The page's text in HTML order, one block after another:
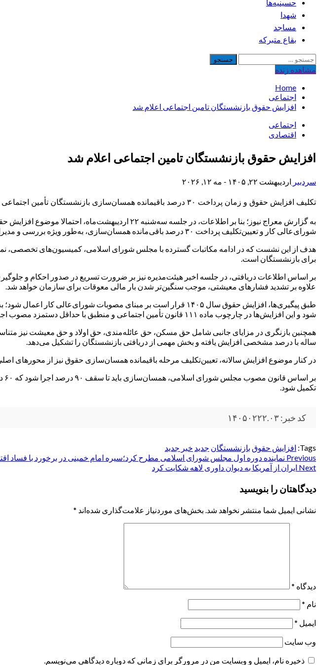
حسینیه‌ها
شهدا
مساجد
بقاع متبرکه
جستجو
برای:
مشاهده‌ زنده
Home
اجتماعی
افزایش حقوق بازنشستگان تامین اجتماعی اعلام شد
اجتماعی
اقتصادی
افزایش حقوق بازنشستگان تامین اجتماعی اعلام شد
سردبیر اردیبهشت ۲۲, ۱۴۰۵ - مه ۱۲, ۲۰۲۶
تکلیف افزایش حقوق و زمان پرداخت ۳۰ درصد باقیمانده همسان‌سازی بازنشستگان تأمین اجتماعی در سال ۱۴۰۵، در نشست مشترک مدیران سازمان و نمایندگان کانون‌ها نهایی می‌شود.
شورای‌عالی کار و تعیین‌تکلیف پرداخت ۳۰ درصد باقی‌مانده همسان‌سازی، به‌طور ویژه بررسی و مدیران سازمان تأمین اجتماعی و کانون‌های بازنشستگان درباره آن تصمیم‌گیری خواهند کرد.
هدف از این نشست که در ادامه مکاتبات گسترده با مجلس شورای اسلامی، کمیسیون‌های تخصصی،
برای بازنشستگان است.
بر اساس اطلاعات دریافتی، در جلسه اخیر هیئت‌مدیره نیز بر ضرورت تسریع در صدور احکام و
علاوه بر تشدید فشارهای معیشتی، موجب سنگین‌تر شدن بار مالی معوقات برای سازمان خواهد شد.
شود و این افزایش‌ها در چارچوب ماده ۱۱۱ قانون تأمین اجتماعی و منطبق با حداقل دستمزد مصوب اجرا شود.
همچنین بازنگری در مزایای جانبی شامل حق مسکن، حق عائله‌مندی، حق اولاد و حق معیشت نیز
ساله با درصد مشخصی افزایش یافته و بخش مهمی از دریافتی بازنشستگان را تشکیل می‌دهد.
در کنار موضوع افزایش سالانه، تعیین‌تکلیف مرحله باقیمانده همسان‌سازی حقوق نیز از محورهای
تکمیل شود.
کد خبر: ۱۴۰۵۰۲۲۲.۰۳
Tags: افزایش حقوق بازنشستگان جدید خبر جدید
Post
navigation
Previous نماینده دوره اول مجلس شورای اسلامی مطرح کرد؛سیره امام خمینی در برخورد با فساد
Next ایران از آمریکا به دیوان داوری لاهه شکایت کرد
دیدگاهتان را بنویسید
نشانی ایمیل شما منتشر نخواهد شد. بخش‌های موردنیاز علامت‌گذاری شده‌اند *
دیدگاه *
نام *
ایمیل *
وب‌ سایت
ذخیره نام، ایمیل و وبسایت من در مرورگر برای زمانی که دوباره دیدگاهی می‌نویسم.